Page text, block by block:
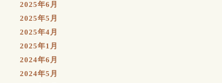
2025年6月
2025年5月
2025年4月
2025年1月
2024年6月
2024年5月